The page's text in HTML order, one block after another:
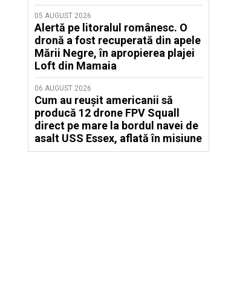
05 AUGUST 2026
Alertă pe litoralul românesc. O
dronă a fost recuperată din apele
Mării Negre, în apropierea plajei
Loft din Mamaia
06 AUGUST 2026
Cum au reușit americanii să
producă 12 drone FPV Squall
direct pe mare la bordul navei de
asalt USS Essex, aflată în misiune